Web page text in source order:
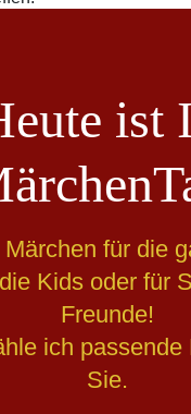
ist
für die
Kids oder für
Freunde!
ich passende
Sie.